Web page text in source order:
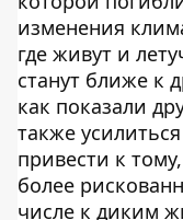
изменения
где живут и
станут ближе к
как показали
также
привести к
более
числе к диким